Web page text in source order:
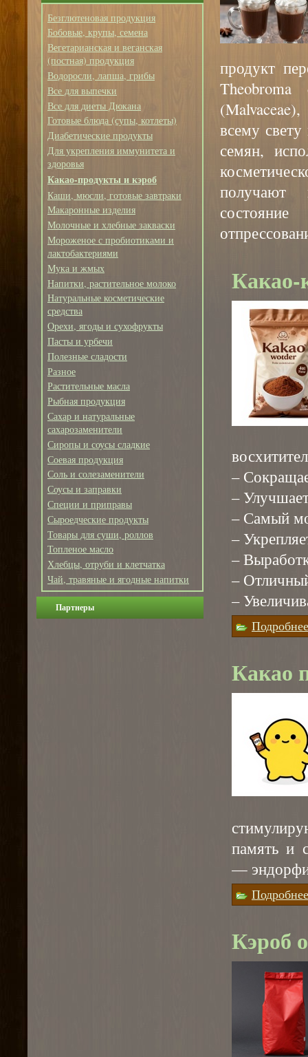
Безглютеновая продукция
Бобовые, крупы, семена
Вегетарианская и веганская
(постная) продукция
Водоросли, лапша, грибы
Все для выпечки
Все для диеты Дюкана
Готовые блюда (супы, котлеты)
Диабетические продукты
Для укрепления иммунитета и
здоровья
Какао-продукты и кэроб
Каши, мюсли, готовые завтраки
Макаронные изделия
Молочные и хлебные закваски
Мороженое с пробиотиками и
лактобактериями
Мука и жмых
Напитки, растительное молоко
Натуральные косметические
средства
Орехи, ягоды и сухофрукты
Пасты и урбечи
Полезные сладости
Разное
Растительные масла
Рыбная продукция
Сахар и натуральные
сахарозаменители
Сиропы и соусы сладкие
Соевая продукция
Соль и солезаменители
Соусы и заправки
Специи и приправы
Сыроедческие продукты
Товары для суши, роллов
Топленое масло
Хлебцы, отруби и клетчатка
Чай, травяные и ягодные напитки
Партнеры
продукт
всему
семян,
получают
Какао-
–
–
– Самый
–
–
–
–
Подробнее
Какао
память и
—
Подробнее
Кэроб